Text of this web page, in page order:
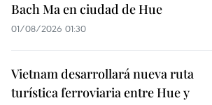
Bach Ma en ciudad de Hue
01/08/2026 01:30
Vietnam desarrollará nueva ruta
turística ferroviaria entre Hue y